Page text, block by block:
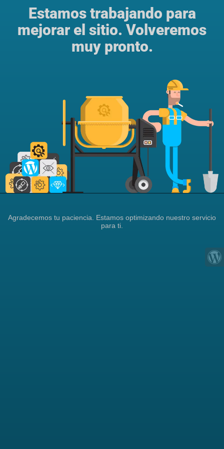
Estamos trabajando para
mejorar el sitio. Volveremos
muy pronto.
Agradecemos tu paciencia. Estamos optimizando nuestro servicio
para ti.